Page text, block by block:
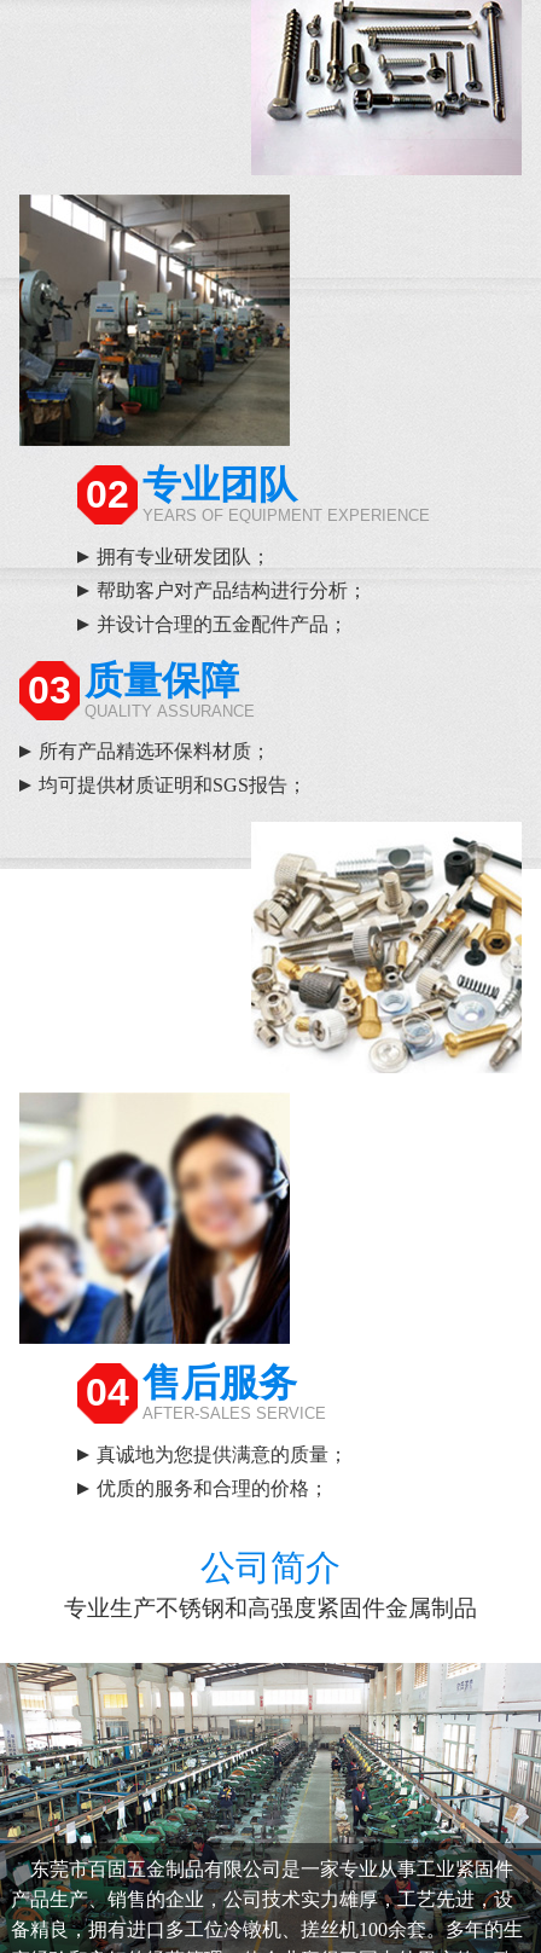
02 专业团队
YEARS OF EQUIPMENT EXPERIENCE
拥有专业研发团队；
帮助客户对产品结构进行分析；
并设计合理的五金配件产品；
03 质量保障
QUALITY ASSURANCE
所有产品精选环保料材质；
均可提供材质证明和SGS报告；
04 售后服务
AFTER-SALES SERVICE
真诚地为您提供满意的质量；
优质的服务和合理的价格；
公司简介
专业生产不锈钢和高强度紧固件金属制品
东莞市百固五金制品有限公司是一家专业从事工业紧固件
产品生产、销售的企业，公司技术实力雄厚，工艺先进，设
备精良，拥有进口多工位冷镦机、搓丝机100余套。多年的生